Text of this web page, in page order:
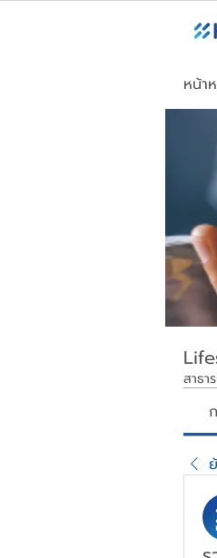
หน้า
สาธา